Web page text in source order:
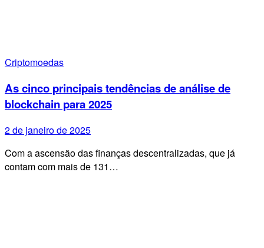
Criptomoedas
As cinco principais tendências de análise de
blockchain para 2025
2 de janeiro de 2025
Com a ascensão das finanças descentralizadas, que já
contam com mais de 131…